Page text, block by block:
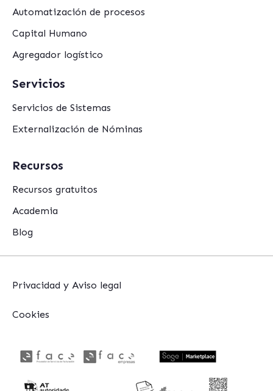
Automatización de procesos
Capital Humano
Agregador logístico
Servicios
Servicios de Sistemas
Externalización de Nóminas
Recursos
Recursos gratuitos
Academia
Blog
Privacidad y Aviso legal
Cookies